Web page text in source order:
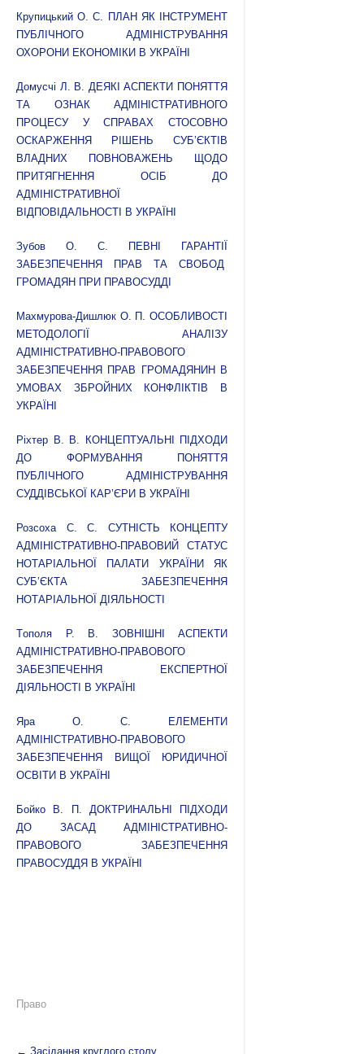
Крупицький О. С. ПЛАН ЯК ІНСТРУМЕНТ
ПУБЛІЧНОГО АДМІНІСТРУВАННЯ
ОХОРОНИ ЕКОНОМІКИ В УКРАЇНІ
Домусчі Л. В. ДЕЯКІ АСПЕКТИ ПОНЯТТЯ
ТА ОЗНАК АДМІНІСТРАТИВНОГО
ПРОЦЕСУ У СПРАВАХ СТОСОВНО
ОСКАРЖЕННЯ РІШЕНЬ СУБ’ЄКТІВ
ВЛАДНИХ ПОВНОВАЖЕНЬ ЩОДО
ПРИТЯГНЕННЯ ОСІБ ДО
АДМІНІСТРАТИВНОЇ
ВІДПОВІДАЛЬНОСТІ В УКРАЇНІ
Зубов О. С. ПЕВНІ ГАРАНТІЇ
ЗАБЕЗПЕЧЕННЯ ПРАВ ТА СВОБОД
ГРОМАДЯН ПРИ ПРАВОСУДДІ
Махмурова-Дишлюк О. П. ОСОБЛИВОСТІ
МЕТОДОЛОГІЇ АНАЛІЗУ
АДМІНІСТРАТИВНО-ПРАВОВОГО
ЗАБЕЗПЕЧЕННЯ ПРАВ ГРОМАДЯНИН В
УМОВАХ ЗБРОЙНИХ КОНФЛІКТІВ В
УКРАЇНІ
Ріхтер В. В. КОНЦЕПТУАЛЬНІ ПІДХОДИ
ДО ФОРМУВАННЯ ПОНЯТТЯ
ПУБЛІЧНОГО АДМІНІСТРУВАННЯ
СУДДІВСЬКОЇ КАР’ЄРИ В УКРАЇНІ
Розсоха С. С. СУТНІСТЬ КОНЦЕПТУ
АДМІНІСТРАТИВНО-ПРАВОВИЙ СТАТУС
НОТАРІАЛЬНОЇ ПАЛАТИ УКРАЇНИ ЯК
СУБ’ЄКТА ЗАБЕЗПЕЧЕННЯ
НОТАРІАЛЬНОЇ ДІЯЛЬНОСТІ
Тoпoля Р. В. ЗОВНІШНІ АСПЕКТИ
АДМІНІСТРАТИВНО-ПРАВОВОГО
ЗАБЕЗПЕЧЕННЯ ЕКСПЕРТНОЇ
ДІЯЛЬНОСТІ В УКРАЇНІ
Яра О. С. ЕЛЕМЕНТИ
АДМІНІСТРАТИВНО-ПРАВОВОГО
ЗАБЕЗПЕЧЕННЯ ВИЩОЇ ЮРИДИЧНОЇ
ОСВІТИ В УКРАЇНІ
Бойко В. П. ДОКТРИНАЛЬНІ ПІДХОДИ
ДО ЗАСАД АДМІНІСТРАТИВНО-
ПРАВОВОГО ЗАБЕЗПЕЧЕННЯ
ПРАВОСУДДЯ В УКРАЇНІ
Право
← Засідання круглого столу